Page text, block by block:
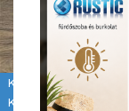
Kiállítva Alkotás úton
Kiállítva Kunigunda